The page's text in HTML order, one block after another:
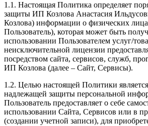
1.1. Настоящая Политика определяет
защиты ИП Козлова Анастасия
Козлова) информации о физических
Пользователь), которая может быть
использовании Пользователем услуг/
неисключительной лицензии
посредством сайта, сервисов, служб,
ИП Козлова (далее – Сайт, Сервисы).
1.2. Целью настоящей Политики
надлежащей защиты персональной
Пользователь предоставляет о себе
использовании Сайта, Сервисов или в
(создании учетной записи), для